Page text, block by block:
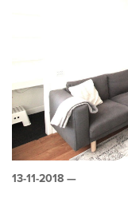
13-11-2018 —